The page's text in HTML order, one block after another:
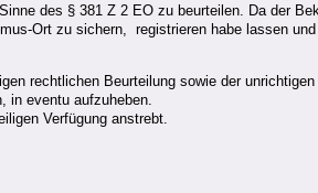
des § 381 Z 2 EO zu beurteilen. Da der
Ort zu sichern, registrieren habe lassen
rechtlichen Beurteilung sowie der
in eventu aufzuheben.
Verfügung anstrebt.